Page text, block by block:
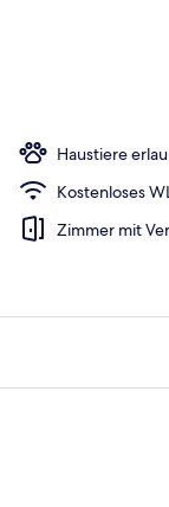
Haustiere
Kostenloses
Zimmer mit